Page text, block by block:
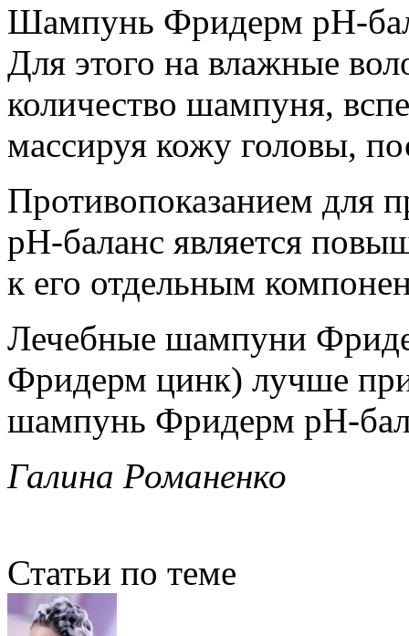
Шампунь Фридерм рН-
Для этого на влажные
количество шампуня,
массируя кожу головы,
Противопоказанием для
рН-баланс является
к его отдельным
Лечебные шампуни
Фридерм цинк) лучше
шампунь Фридерм рН-
Галина Романенко
Статьи по теме